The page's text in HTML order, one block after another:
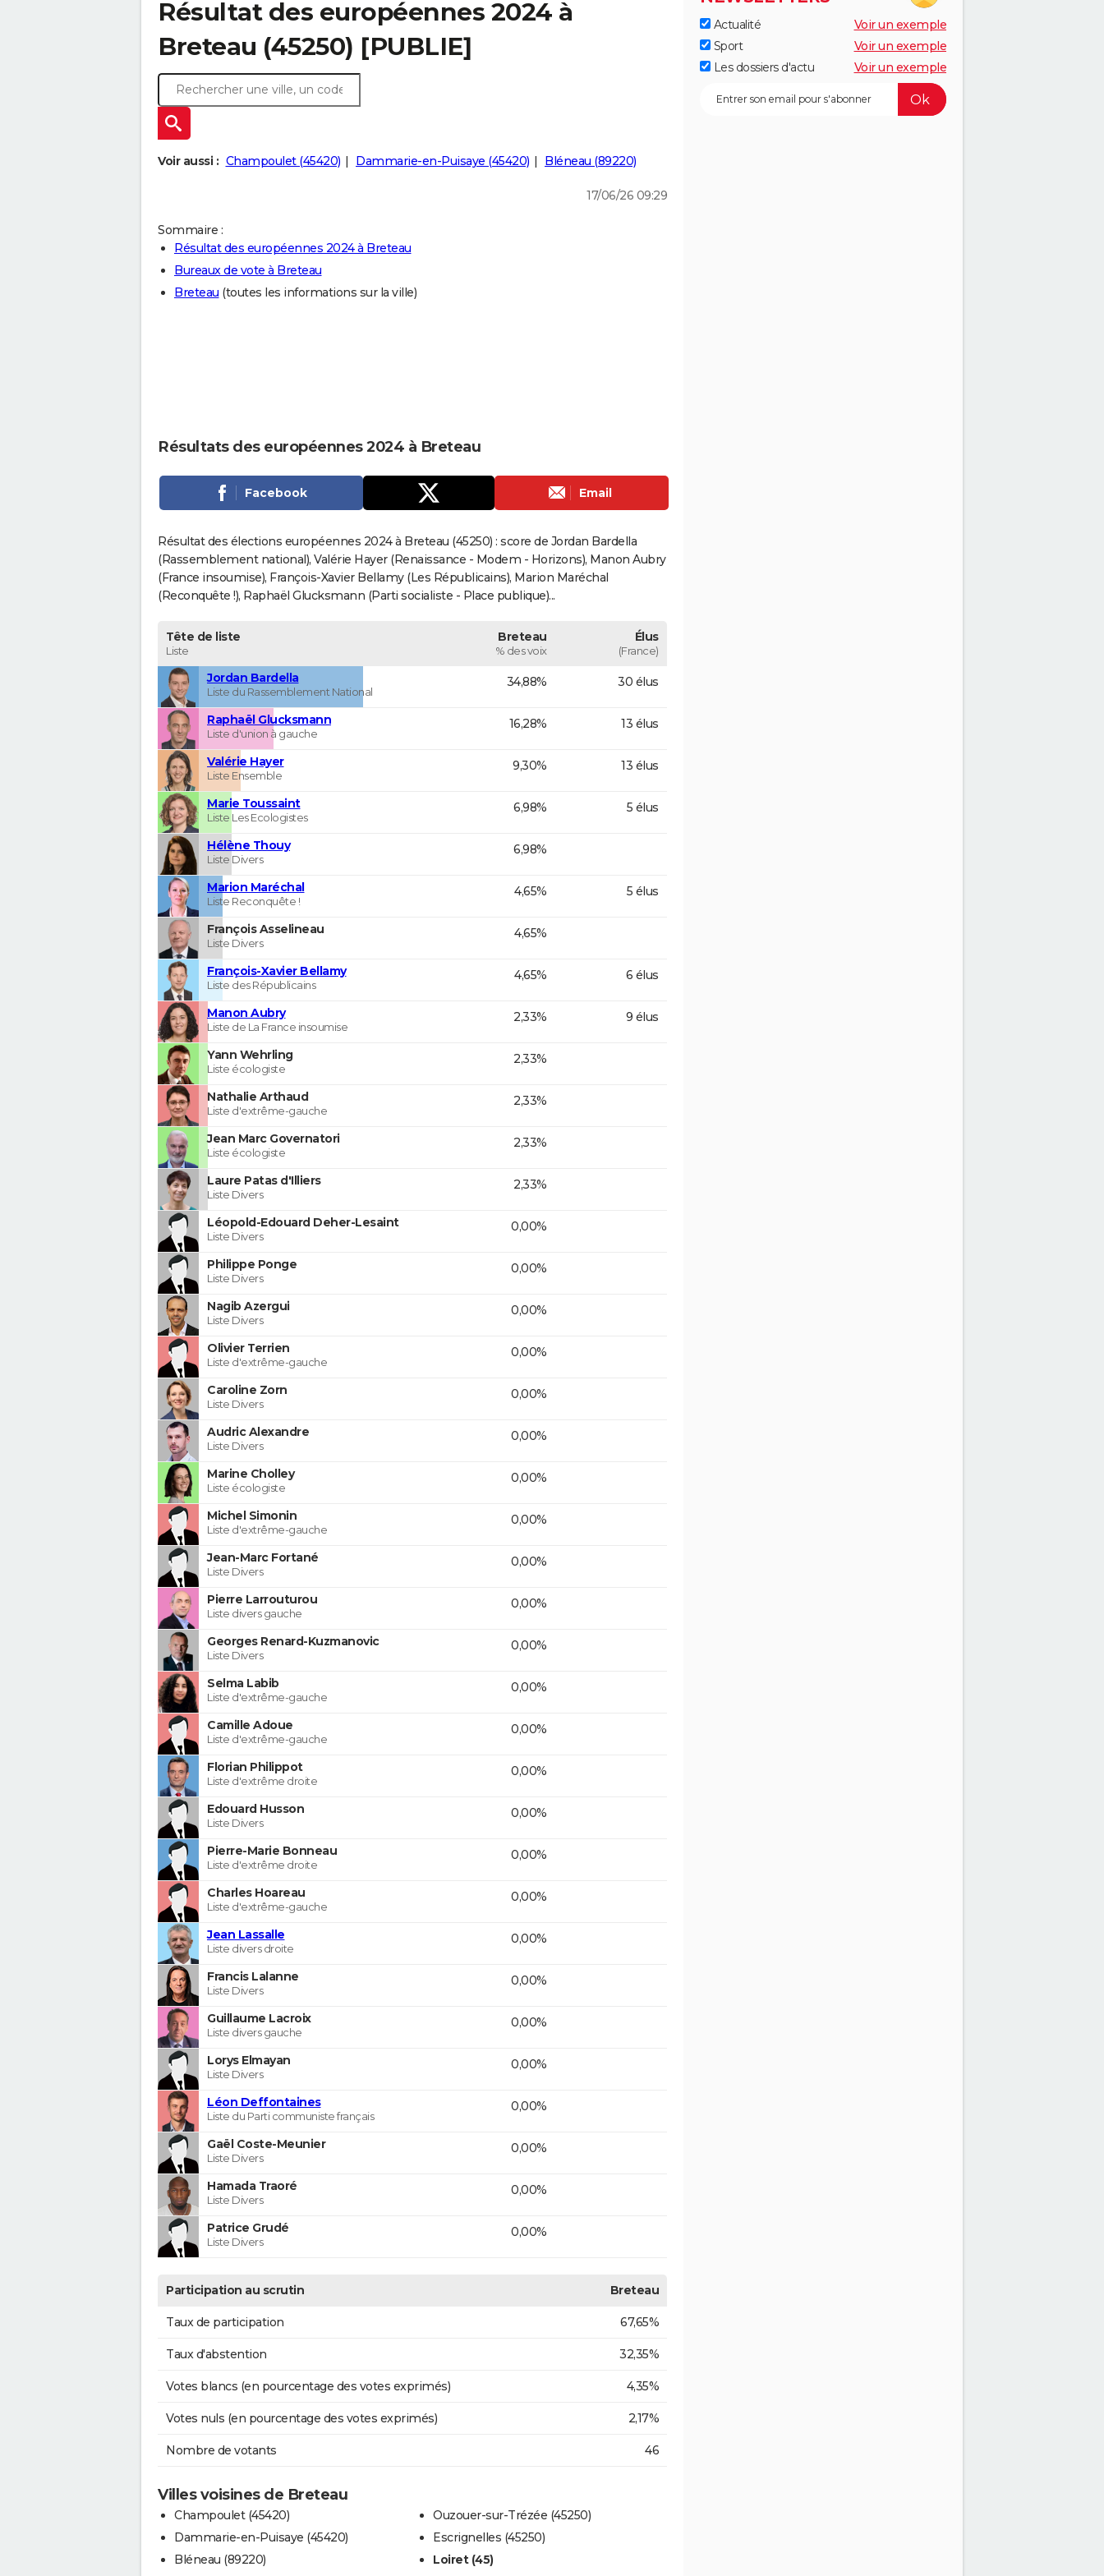
Résultat des européennes 2024 à
Breteau (45250) [PUBLIE]
Voir aussi : Champoulet (45420) Dammarie-en-Puisaye (45420) Bléneau (89220)
17/06/26 09:29
Sommaire :
Résultat des européennes 2024 à Breteau
Bureaux de vote à Breteau
Breteau (toutes les informations sur la ville)
Résultats des européennes 2024 à Breteau
Facebook Email
Résultat des élections européennes 2024 à Breteau (45250) : score de Jordan Bardella
(Rassemblement national), Valérie Hayer (Renaissance - Modem - Horizons), Manon Aubry
(France insoumise), François-Xavier Bellamy (Les Républicains), Marion Maréchal
(Reconquête !), Raphaël Glucksmann (Parti socialiste - Place publique)...
Tête de liste
Liste
Breteau
% des voix
Élus
(France)
Jordan Bardella
Liste du Rassemblement National
34,88% 30 élus
Raphaël Glucksmann
Liste d'union à gauche
16,28% 13 élus
Valérie Hayer
Liste Ensemble
9,30% 13 élus
Marie Toussaint
Liste Les Ecologistes
6,98% 5 élus
Hélène Thouy
Liste Divers
6,98%
Marion Maréchal
Liste Reconquête !
4,65% 5 élus
François Asselineau
Liste Divers
4,65%
François-Xavier Bellamy
Liste des Républicains
4,65% 6 élus
Manon Aubry
Liste de La France insoumise
2,33% 9 élus
Yann Wehrling
Liste écologiste
2,33%
Nathalie Arthaud
Liste d'extrême-gauche
2,33%
Jean Marc Governatori
Liste écologiste
2,33%
Laure Patas d'Illiers
Liste Divers
2,33%
Léopold-Edouard Deher-Lesaint
Liste Divers
0,00%
Philippe Ponge
Liste Divers
0,00%
Nagib Azergui
Liste Divers
0,00%
Olivier Terrien
Liste d'extrême-gauche
0,00%
Caroline Zorn
Liste Divers
0,00%
Audric Alexandre
Liste Divers
0,00%
Marine Cholley
Liste écologiste
0,00%
Michel Simonin
Liste d'extrême-gauche
0,00%
Jean-Marc Fortané
Liste Divers
0,00%
Pierre Larrouturou
Liste divers gauche
0,00%
Georges Renard-Kuzmanovic
Liste Divers
0,00%
Selma Labib
Liste d'extrême-gauche
0,00%
Camille Adoue
Liste d'extrême-gauche
0,00%
Florian Philippot
Liste d'extrême droite
0,00%
Edouard Husson
Liste Divers
0,00%
Pierre-Marie Bonneau
Liste d'extrême droite
0,00%
Charles Hoareau
Liste d'extrême-gauche
0,00%
Jean Lassalle
Liste divers droite
0,00%
Francis Lalanne
Liste Divers
0,00%
Guillaume Lacroix
Liste divers gauche
0,00%
Lorys Elmayan
Liste Divers
0,00%
Léon Deffontaines
Liste du Parti communiste français
0,00%
Gaël Coste-Meunier
Liste Divers
0,00%
Hamada Traoré
Liste Divers
0,00%
Patrice Grudé
Liste Divers
0,00%
Participation au scrutin Breteau
Taux de participation 67,65%
Taux d'abstention 32,35%
Votes blancs (en pourcentage des votes exprimés) 4,35%
Votes nuls (en pourcentage des votes exprimés) 2,17%
Nombre de votants 46
Villes voisines de Breteau
Champoulet (45420)
Dammarie-en-Puisaye (45420)
Bléneau (89220)
Ouzouer-sur-Trézée (45250)
Escrignelles (45250)
Loiret (45)
Actualité
Voir un exemple
Sport
Voir un exemple
Les dossiers d'actu
Voir un exemple